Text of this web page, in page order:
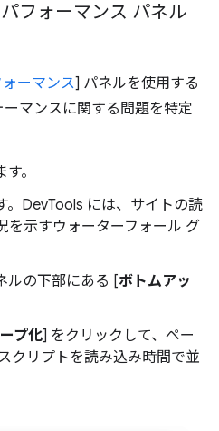
フォーマンス パネル
ーマンス] パネルを使用する
マンスに関する問題を特定
。
。DevTools には、サイトの読
を示すウォーターフォール グ
ルの下部にある [ボトムアッ
プ化] をクリックして、ペー
クリプトを読み込み時間で並